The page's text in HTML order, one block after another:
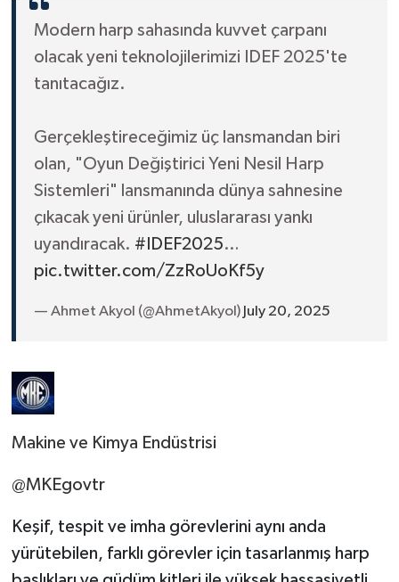
Modern harp sahasında kuvvet çarpanı
olacak yeni teknolojilerimizi IDEF 2025'te
tanıtacağız.
Gerçekleştireceğimiz üç lansmandan biri
olan, "Oyun Değiştirici Yeni Nesil Harp
Sistemleri" lansmanında dünya sahnesine
çıkacak yeni ürünler, uluslararası yankı
uyandıracak. #IDEF2025…
pic.twitter.com/ZzRoUoKf5y
— Ahmet Akyol (@AhmetAkyol) July 20, 2025
Makine ve Kimya Endüstrisi
@MKEgovtr
Keşif, tespit ve imha görevlerini aynı anda
yürütebilen, farklı görevler için tasarlanmış harp